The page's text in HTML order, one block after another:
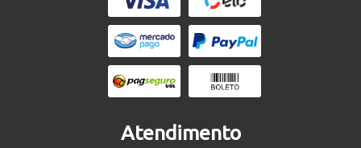
Atendimento